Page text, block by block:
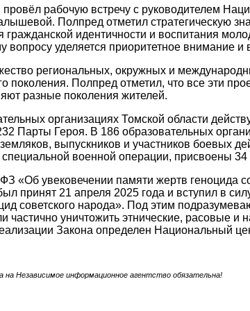
рабочую встречу с руководителем
Полпред отметил стратегическую
идентичности и воспитания
вопросу уделяется приоритетное внимание и
региональных, окружных и
поколения. Полпред отметил, что все эти
разные поколения жителей.
организациях Томской области
Парты Героя. В 186 образовательных
выпускников и участников боевых
военной операции, присвоены
«Об увековечении памяти жертв геноцида
принят 21 апреля 2025 года и вступил в
советского народа». Под этим
частично уничтожить этнические, расовые
Закона определен Национальный
на Независимое информационное агентство обязательна!